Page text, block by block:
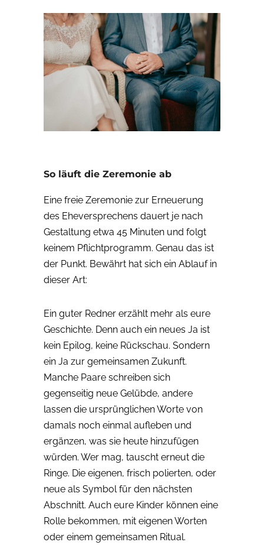
So läuft die Zeremonie ab
Eine freie Zeremonie zur Erneuerung
des Eheversprechens dauert je nach
Gestaltung etwa 45 Minuten und folgt
keinem Pflichtprogramm. Genau das ist
der Punkt. Bewährt hat sich ein Ablauf in
dieser Art:
Ein guter Redner erzählt mehr als eure
Geschichte. Denn auch ein neues Ja ist
kein Epilog, keine Rückschau. Sondern
ein Ja zur gemeinsamen Zukunft.
Manche Paare schreiben sich
gegenseitig neue Gelübde, andere
lassen die ursprünglichen Worte von
damals noch einmal aufleben und
ergänzen, was sie heute hinzufügen
würden. Wer mag, tauscht erneut die
Ringe. Die eigenen, frisch polierten, oder
neue als Symbol für den nächsten
Abschnitt. Auch eure Kinder können eine
Rolle bekommen, mit eigenen Worten
oder einem gemeinsamen Ritual.